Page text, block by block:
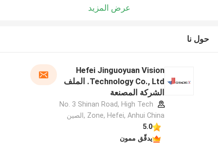
عرض المزيد
حول نا
Hefei Jinguoyuan Vision
Technology Co., Ltd. الملف
الشركة المصنعة
No. 3 Shinan Road, High Tech
Zone, Hefei, Anhui China ,الصين
5.0
يدقّق ممون